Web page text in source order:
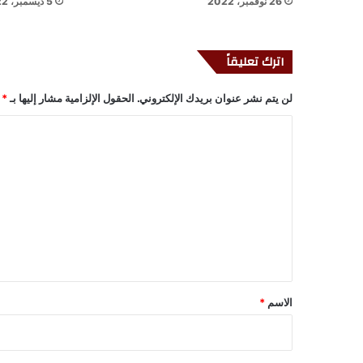
اترك تعليقاً
لن يتم نشر عنوان بريدك الإلكتروني. الحقول الإلزامية مشار إليها بـ *
*
الاسم *